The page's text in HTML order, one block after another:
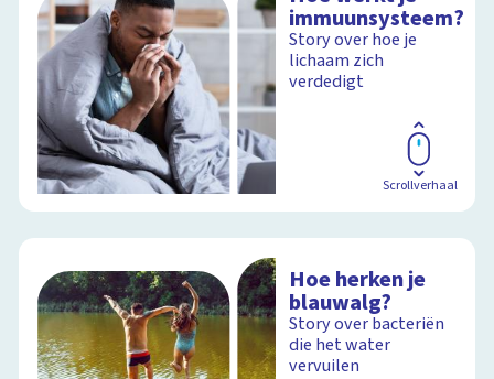
immuunsysteem?
Story over hoe je
lichaam zich
verdedigt
Scrollverhaal
Hoe herken je
blauwalg?
Story over bacteriën
die het water
vervuilen